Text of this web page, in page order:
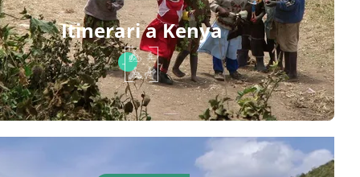
Itinerari a Kenya